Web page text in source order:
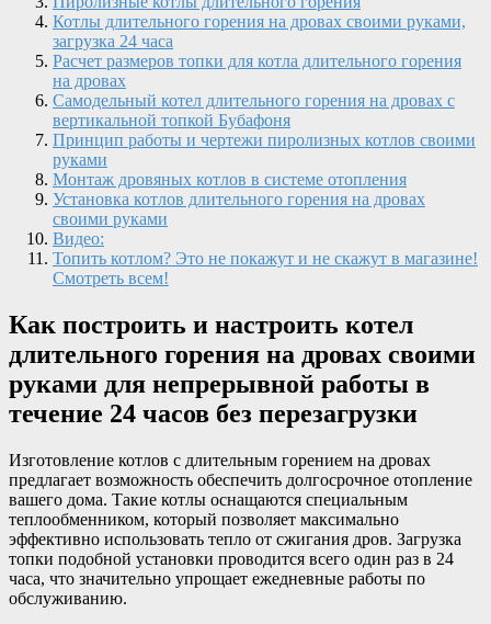
Котлы длительного горения на дровах своими руками,
загрузка 24 часа
Расчет размеров топки для котла длительного горения
на дровах
Самодельный котел длительного горения на дровах с
вертикальной топкой Бубафоня
Принцип работы и чертежи пиролизных котлов своими
руками
Монтаж дровяных котлов в системе отопления
Установка котлов длительного горения на дровах
своими руками
Видео:
Топить котлом? Это не покажут и не скажут в магазине!
Смотреть всем!
Как построить и настроить котел
длительного горения на дровах своими
руками для непрерывной работы в
течение 24 часов без перезагрузки
Изготовление котлов с длительным горением на дровах
предлагает возможность обеспечить долгосрочное отопление
вашего дома. Такие котлы оснащаются специальным
теплообменником, который позволяет максимально
эффективно использовать тепло от сжигания дров. Загрузка
топки подобной установки проводится всего один раз в 24
часа, что значительно упрощает ежедневные работы по
обслуживанию.